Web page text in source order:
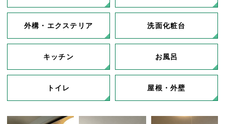
外構・エクステリア 洗面化粧台
キッチン お風呂
トイレ 屋根・外壁